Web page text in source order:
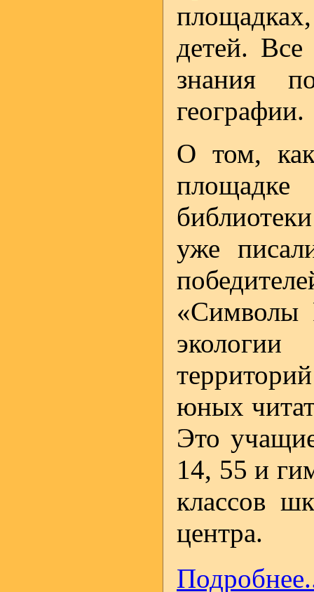
детей. Все
знания
географии.
О том,
уже
«Символы
юных
Это
14, 55 и
классов
центра.